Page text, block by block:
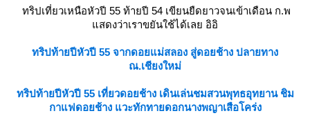
ทริปเที่ยวเหนือหัวปี 55 ท้ายปี 54 เขียนยืดยาวจนเข้าเดือน ก.พ
สดงว่าเราขยันใช้ได้เลย อิอิ
ทริปท้ายปีหัวปี 55 จากดอยแม่สลอง สู่ดอยช้าง ปลายทาง
ณ.เชียงใหม่
ทริปท้ายปีหัวปี 55 เที่ยวดอยช้าง เดินเล่นชมสวนพุทธอุทยาน ชิม
กาแฟดอยช้าง แวะทักทายดอกนางพญาเสือโคร่ง